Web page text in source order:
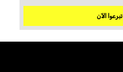
تبرعوا الآن